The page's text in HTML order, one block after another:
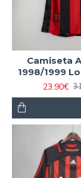
Camiseta
1998/1999
23.90€